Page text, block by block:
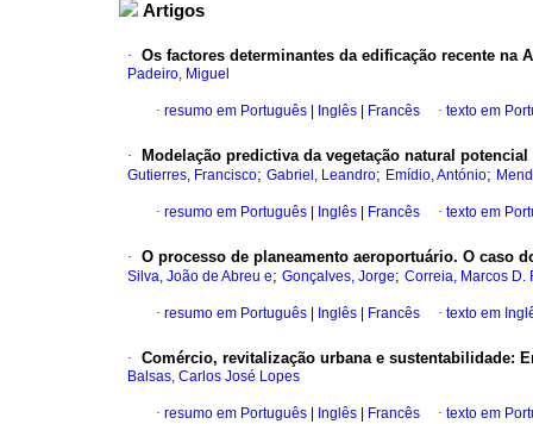
Artigos
· Os factores determinantes da edificação recente na
Padeiro, Miguel
· resumo em Português Inglês Francês · texto em
· Modelação predictiva da vegetação natural
Gutierres, Francisco; Gabriel, Leandro; Emídio, António;
· resumo em Português Inglês Francês · texto em
· O processo de planeamento aeroportuário. O caso
Silva, João de Abreu e; Gonçalves, Jorge; Correia, Marcos D.
· resumo em Português Inglês Francês · texto em
· Comércio, revitalização urbana e sustentabilidade:
Balsas, Carlos José Lopes
· resumo em Português Inglês Francês · texto em